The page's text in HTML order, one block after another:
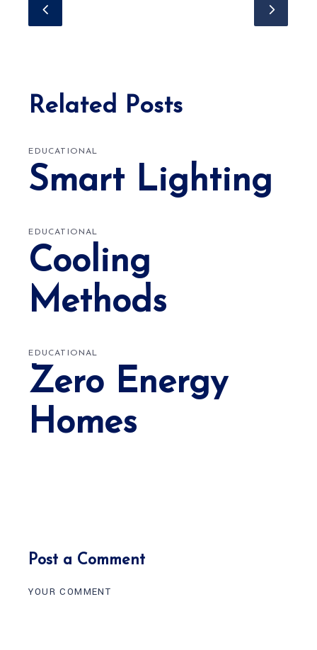
Related Posts
EDUCATIONAL
Smart Lighting
EDUCATIONAL
Cooling
Methods
EDUCATIONAL
Zero Energy
Homes
Post a Comment